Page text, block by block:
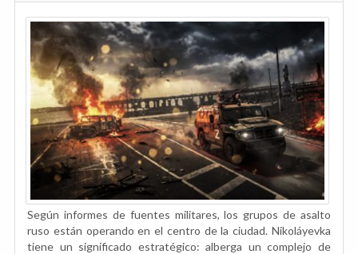
Según informes de fuentes militares, los grupos de asalto
ruso están operando en el centro de la ciudad. Nikoláyevka
tiene un significado estratégico: alberga un complejo de